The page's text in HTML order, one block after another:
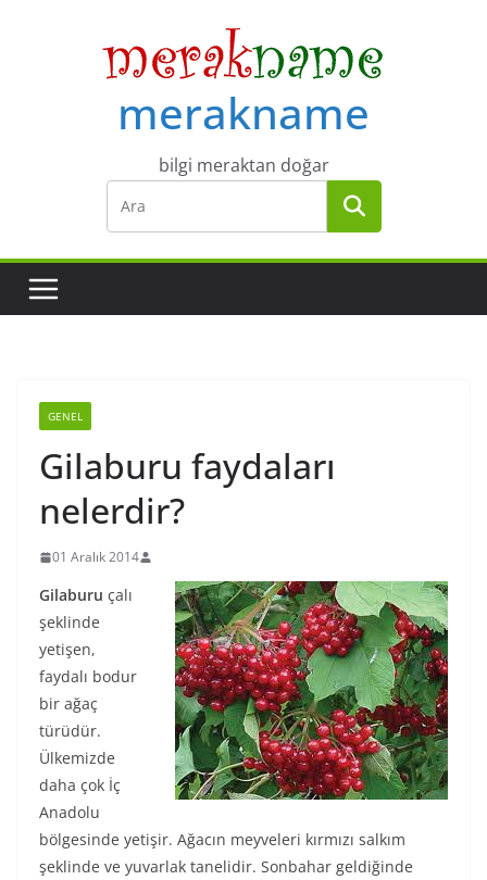
merakname
bilgi meraktan doğar
GENEL
Gilaburu faydaları
nelerdir?
01 Aralık 2014
Gilaburu çalı
şeklinde
yetişen,
faydalı bodur
bir ağaç
türüdür.
Ülkemizde
daha çok İç
Anadolu
bölgesinde yetişir. Ağacın meyveleri kırmızı salkım
şeklinde ve yuvarlak tanelidir. Sonbahar geldiğinde